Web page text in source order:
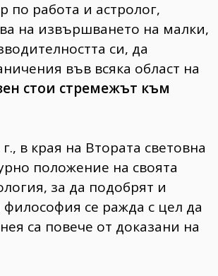
по работа и астролог,
на извършването на малки,
си, да
във всяка област на
стои стремежът към
в края на Втората световна
положение на своята
за да подобрят и
се ражда с цел да
са повече от доказани на